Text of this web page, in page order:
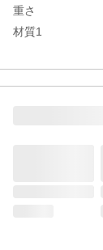
重さ
材質1